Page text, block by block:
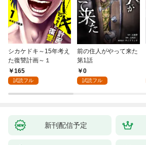
シカケドキ～15年考え
た復讐計画～１
165
試読フル
前の住人がやって来た
第1話
0
試読フル
新刊配信予定